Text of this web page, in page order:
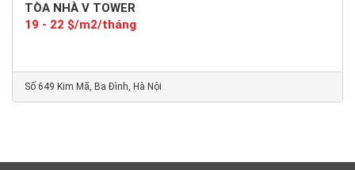
TÒA NHÀ V TOWER
19 - 22 $/m2/tháng
Số 649 Kim Mã, Ba Đình, Hà Nội